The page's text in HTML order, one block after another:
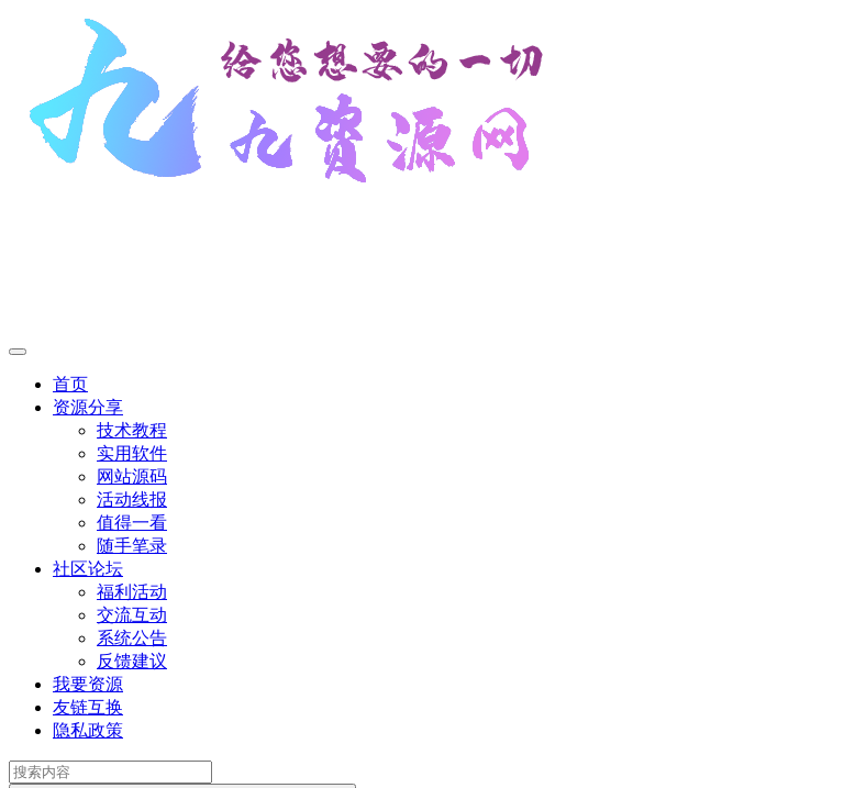
首页
资源分享
技术教程
实用软件
网站源码
活动线报
值得一看
随手笔录
社区论坛
福利活动
交流互动
系统公告
反馈建议
我要资源
友链互换
隐私政策